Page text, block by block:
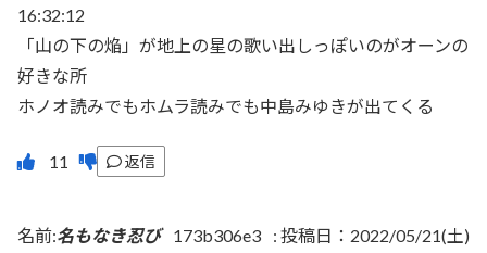
16:32:12
「山の下の焔」が地上の星の歌い出しっぽいのがオーンの
好きな所
ホノオ読みでもホムラ読みでも中島みゆきが出てくる
返信
名前:名もなき忍び 173b306e3 : 投稿日：2022/05/21(土)